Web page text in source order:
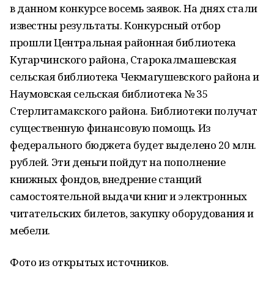
в данном конкурсе восемь заявок. На днях стали
известны результаты. Конкурсный отбор
прошли Центральная районная библиотека
Кугарчинского района, Старокалмашевская
сельская библиотека Чекмагушевского района и
Наумовская сельская библиотека № 35
Стерлитамакского района. Библиотеки получат
существенную финансовую помощь. Из
федерального бюджета будет выделено 20 млн.
рублей. Эти деньги пойдут на пополнение
книжных фондов, внедрение станций
самостоятельной выдачи книг и электронных
читательских билетов, закупку оборудования и
мебели.
Фото из открытых источников.